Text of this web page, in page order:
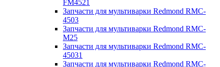
FM4521
Запчасти для мультиварки Redmond RMC-
4503
Запчасти для мультиварки Redmond RMC-
M25
Запчасти для мультиварки Redmond RMC-
45031
Запчасти для мультиварки Redmond RMC-